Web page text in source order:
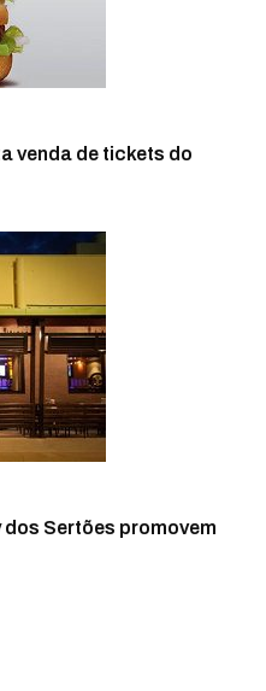
venda de tickets do
Sertões promovem